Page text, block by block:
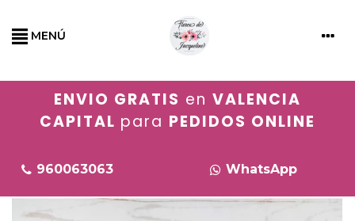
MENÚ
ENVIO GRATIS en VALENCIA
CAPITAL para PEDIDOS ONLINE
960063063 WhatsApp